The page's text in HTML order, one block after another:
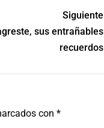
Siguiente
sus entrañables
recuerdos
con *